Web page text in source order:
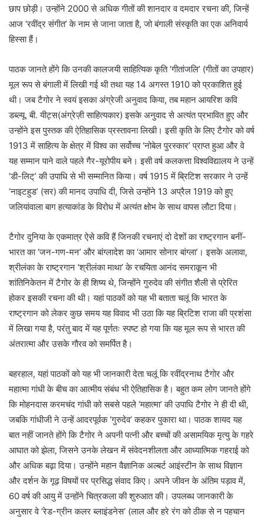
छाप छोड़ी। उन्होंने 2000 से अधिक गीतों की शानदार व दमदार रचना की, जिन्हें
आज ‘रवींद्र संगीत’ के नाम से जाना जाता है, जो बंगाली संस्कृति का एक अनिवार्य
हिस्सा हैं।
पाठक जानते होंगे कि उनकी कालजयी साहित्यिक कृति ‘गीतांजलि’ (गीतों का उपहार)
मूल रूप से बंगाली में लिखी गई थी तथा यह 14 अगस्त 1910 को प्रकाशित हुई
थी। जब टैगोर ने स्वयं इसका अंग्रेजी अनुवाद किया, तब महान आयरिश कवि
डब्ल्यू. बी. यीट्स(अंग्रेज़ी साहित्यकार) इसके अनुवाद से अत्यंत प्रभावित हुए और
उन्होंने इस पुस्तक की ऐतिहासिक प्रस्तावना लिखी। इसी कृति के लिए टैगोर को वर्ष
1913 में साहित्य के क्षेत्र में विश्व का सर्वोच्च ‘नोबेल पुरस्कार’ प्राप्त हुआ और वे
यह सम्मान पाने वाले पहले गैर-यूरोपीय बने। इसी वर्ष कलकत्ता विश्वविद्यालय ने उन्हें
‘डी-लिट्’ की उपाधि से भी सम्मानित किया। वर्ष 1915 में ब्रिटिश सरकार ने उन्हें
‘नाइटहुड’ (सर) की मानद उपाधि दी, जिसे उन्होंने 13 अप्रैल 1919 को हुए
जलियांवाला बाग हत्याकांड के विरोध में अत्यंत क्षोभ के साथ वापस लौटा दिया।
टैगोर दुनिया के एकमात्र ऐसे कवि हैं जिनकी रचनाएं दो देशों का राष्ट्रगान बनीं-
भारत का ‘जन-गण-मन’ और बांग्लादेश का ‘आमार सोनार बांग्ला’। इसके अलावा,
श्रीलंका के राष्ट्रगान ‘श्रीलंका माथा’ के रचयिता आनंद समराकून भी
शांतिनिकेतन में टैगोर के ही शिष्य थे, जिन्होंने गुरुदेव की संगीत शैली से प्रेरित
होकर इसकी रचना की थी। यहां पाठकों को यह भी बताता चलूं कि भारत के
राष्ट्रगान को लेकर कुछ समय यह विवाद भी उठा कि यह ब्रिटिश राजा की प्रशंसा
में लिखा गया है, परंतु बाद में यह पूर्णतः स्पष्ट हो गया कि यह मूल रूप से भारत की
अंतरात्मा और उसके गौरव को समर्पित है।
बहरहाल, यहां पाठकों को यह भी जानकारी देता चलूं कि रवींद्रनाथ टैगोर और
महात्मा गांधी के बीच का आत्मीय संबंध भी ऐतिहासिक है। बहुत कम लोग जानते होंगे
कि मोहनदास करमचंद गांधी को सबसे पहले ‘महात्मा’ की उपाधि टैगोर ने ही दी थी,
जबकि गांधीजी ने उन्हें आदरपूर्वक ‘गुरुदेव’ कहकर पुकारा था। पाठक शायद यह
बात नहीं जानते होंगे कि टैगोर ने अपनी पत्नी और बच्चों की असामयिक मृत्यु के गहरे
आघात को झेला, जिसने उनके लेखन में संवेदनशीलता और आध्यात्मिक गहराई को
और अधिक बढ़ा दिया। उन्होंने महान वैज्ञानिक अल्बर्ट आइंस्टीन के साथ विज्ञान
और दर्शन के गूढ़ विषयों पर प्रसिद्ध संवाद किए। अपने जीवन के अंतिम पड़ाव में,
60 वर्ष की आयु में उन्होंने चित्रकला की शुरुआत की। उपलब्ध जानकारी के
अनुसार वे ‘रेड-ग्रीन कलर ब्लाइंडनेस’ (लाल और हरे रंग को ठीक से न पहचान